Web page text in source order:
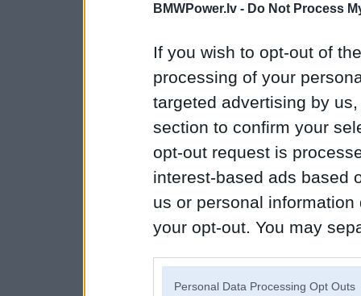
BMWPower.lv - Do Not Process
If you wish to opt-out of
processing of your
targeted advertising by
section to confirm your
opt-out request is
interest-based ads based
us or personal
your opt-out. You may
Personal Data Processing Opt Outs